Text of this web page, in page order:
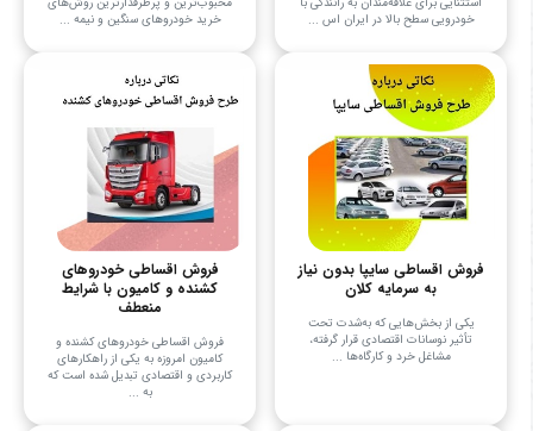
خودرویی سطح بالا در ایران اس ...
خرید خودروهای سنگین و نیمه ...
فروش اقساطی سایپا بدون نیاز
به سرمایه کلان
یکی از بخش‌هایی که به‌شدت تحت
تأثیر نوسانات اقتصادی قرار گرفته،
مشاغل خرد و کارگاه‌ها ...
فروش اقساطی خودروهای
کشنده و کامیون با شرایط
منعطف
فروش اقساطی خودروهای کشنده و
کامیون امروزه به یکی از راهکارهای
کاربردی و اقتصادی تبدیل شده است که
به ...